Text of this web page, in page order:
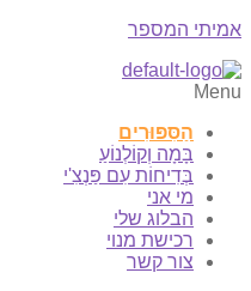
אמיתי המספר
Menu
הַסִּפּוּרִים
בָּמָה וְקוֹלְנוֹעַ
בְּדִיחוֹת עִם פַּנְצִ'י
מי אני
הבלוג שלי
רכישת מנוי
צור קשר